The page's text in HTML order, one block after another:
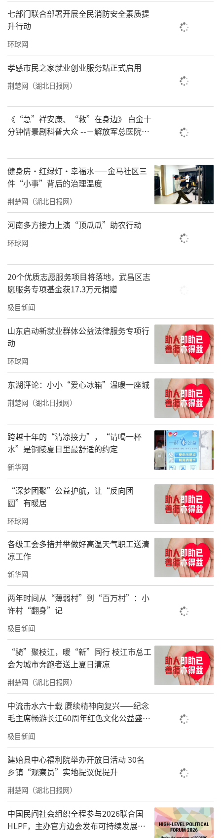
让孩子们真切体会到被关怀、被守护的幸福与
温暖，让孩子度过了一个难忘的六一儿童节。
七部门联合部署开展全民消防安全素质提
升行动
环球网
孝感市民之家就业创业服务站正式启用
荆楚网（湖北日报网）
《“急”祥安康、“救”在身边》 白金十
分钟情景剧科普大众 --－解放军总医院首
浸义诊活动
健身房·红绿灯·幸福水——金马社区三
件“小事”背后的治理温度
荆楚网（湖北日报网）
河南多方接力上演“顶瓜瓜”助农行动
环球网
20个优质志愿服务项目将落地，武昌区志
愿服务专项基金获17.3万元捐赠
极目新闻
山东启动新就业群体公益法律服务专项行
动
环球网
东湖评论：小小“爱心冰箱”温暖一座城
荆楚网（湖北日报网）
跨越十年的“清凉接力”，“请喝一杯
水”是铜陵夏日里最舒适的约定
新华网
“深梦团聚”公益护航，让“反向团
圆”有暖居
环球网
各级工会多措并举做好高温天气职工送清
凉工作
新华网
两年时间从“薄弱村”到“百万村”：小
许村“翻身”记
极目新闻
“骑”聚枝江，暖“新”同行 枝江市总工
会为城市奔跑者送上夏日清凉
荆楚网（湖北日报网）
中流击水六十载 赓续精神向复兴——纪念
毛主席畅游长江60周年红色文化公益盛典
在武汉举办
极目新闻
建始县中心福利院举办开放日活动 30名
乡镇“观察员”实地提议促提升
荆楚网（湖北日报网）
中国民间社会组织全程参与2026联合国
HLPF，主办官方边会发布可持续发展标